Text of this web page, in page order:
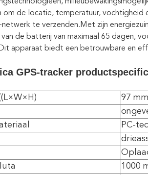
om de locatie, temperatuur, vochtigheid
netwerk te verzenden.Met zijn
van de batterij van maximaal 65 dagen,
apparaat biedt een betrouwbare en
GPS-tracker
97
PC-
1000